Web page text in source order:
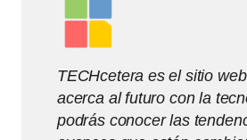
TECHcetera es el sitio
acerca al futuro con la
podrás conocer las